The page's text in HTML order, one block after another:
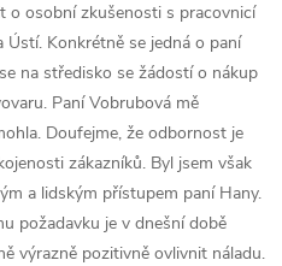
o osobní zkušenosti s pracovnicí
Konkrétně se jedná o paní
na středisko se žádostí o nákup
Paní Vobrubová mě
Doufejme, že odbornost je
zákazníků. Byl jsem však
a lidským přístupem paní Hany.
požadavku je v dnešní době
výrazně pozitivně ovlivnit náladu.